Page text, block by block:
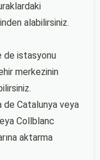
alabilirsiniz.
de istasyonu
merkezinin
de Catalunya veya
Collblanc
aktarma